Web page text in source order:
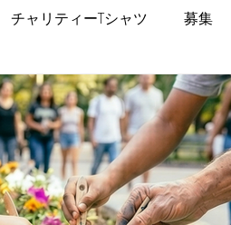
チャリティーTシャツ 募集
ト